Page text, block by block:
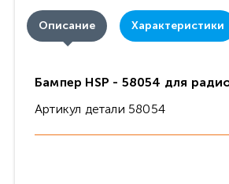
Описание Характеристики
Бампер HSP - 58054 для
Артикул детали 58054